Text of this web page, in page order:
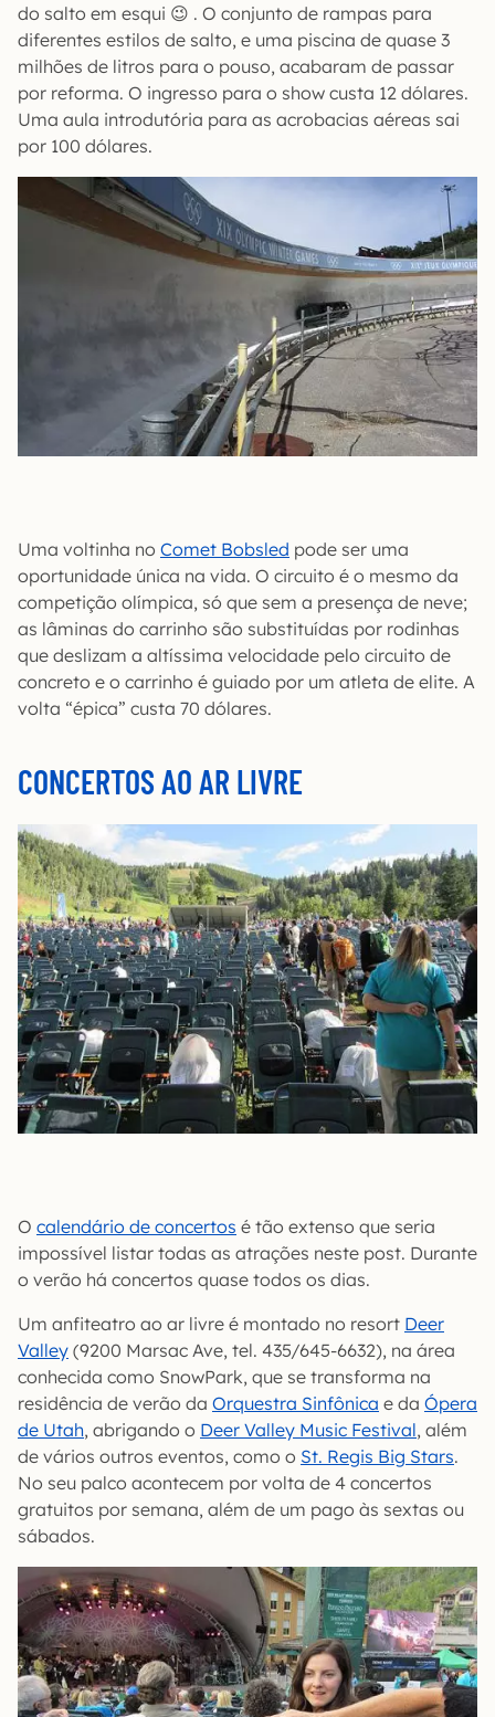
do salto em esqui 😉 . O conjunto de rampas para
diferentes estilos de salto, e uma piscina de quase 3
milhões de litros para o pouso, acabaram de passar
por reforma. O ingresso para o show custa 12 dólares.
Uma aula introdutória para as acrobacias aéreas sai
por 100 dólares.
Uma voltinha no Comet Bobsled pode ser uma
oportunidade única na vida. O circuito é o mesmo da
competição olímpica, só que sem a presença de neve;
as lâminas do carrinho são substituídas por rodinhas
que deslizam a altíssima velocidade pelo circuito de
concreto e o carrinho é guiado por um atleta de elite. A
volta “épica” custa 70 dólares.
CONCERTOS AO AR LIVRE
O calendário de concertos é tão extenso que seria
impossível listar todas as atrações neste post. Durante
o verão há concertos quase todos os dias.
Um anfiteatro ao ar livre é montado no resort Deer
Valley (9200 Marsac Ave, tel. 435/645-6632), na área
conhecida como SnowPark, que se transforma na
residência de verão da Orquestra Sinfônica e da Ópera
de Utah, abrigando o Deer Valley Music Festival, além
de vários outros eventos, como o St. Regis Big Stars.
No seu palco acontecem por volta de 4 concertos
gratuitos por semana, além de um pago às sextas ou
sábados.